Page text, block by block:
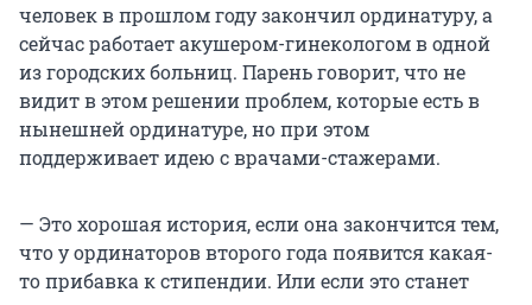
человек в прошлом году закончил ординатуру, а
сейчас работает акушером-гинекологом в одной
из городских больниц. Парень говорит, что не
видит в этом решении проблем, которые есть в
нынешней ординатуре, но при этом
поддерживает идею с врачами-стажерами.
— Это хорошая история, если она закончится тем,
что у ординаторов второго года появится какая-
то прибавка к стипендии. Или если это станет